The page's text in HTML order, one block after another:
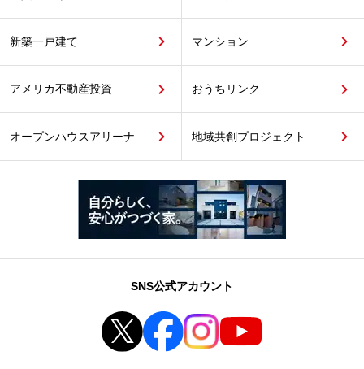
新築一戸建て マンション
アメリカ不動産投資 おうちリンク
オープンハウスアリーナ 地域共創プロジェクト
SNS公式アカウント